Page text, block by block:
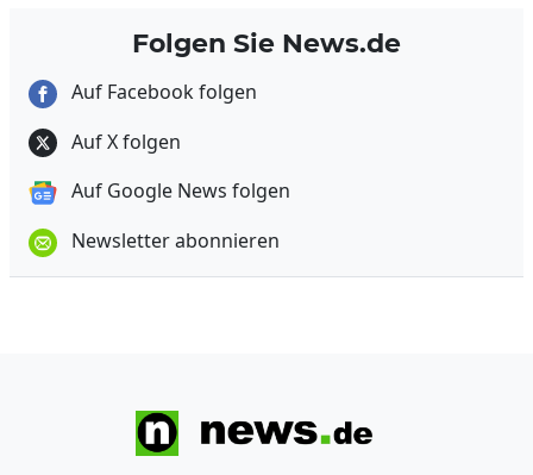
Folgen Sie News.de
Auf Facebook folgen
Auf X folgen
Auf Google News folgen
Newsletter abonnieren